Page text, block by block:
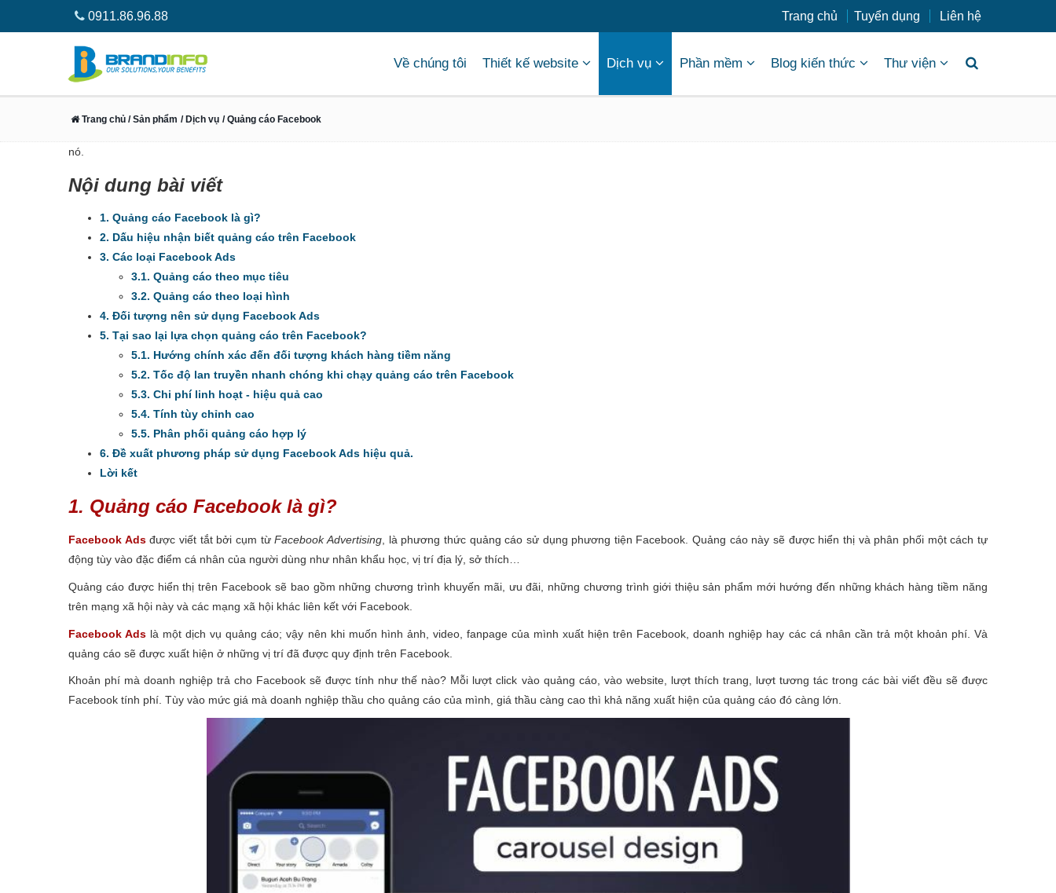
0911.86.96.88 Trang chủ Tuyển dụng Liên hệ
Về chúng tôi Thiết kế website Dịch vụ Phần mềm Blog kiến thức Thư viện
Trang chủ / Sản phẩm / Dịch vụ / Quảng cáo Facebook
Facebook là một trang mạng xã hội phổ biến nhất hiện nay với 2,234 tỷ người dùng tính đến quý I/2018. Nhờ có Facebook, các doanh nghiệp có thể tiếp cận một trong những cộng
nó.
Nội dung bài viết
1. Quảng cáo Facebook là gì?
2. Dấu hiệu nhận biết quảng cáo trên Facebook
3. Các loại Facebook Ads
3.1. Quảng cáo theo mục tiêu
3.2. Quảng cáo theo loại hình
4. Đối tượng nên sử dụng Facebook Ads
5. Tại sao lại lựa chọn quảng cáo trên Facebook?
5.1. Hướng chính xác đến đối tượng khách hàng tiềm năng
5.2. Tốc độ lan truyền nhanh chóng khi chạy quảng cáo trên Facebook
5.3. Chi phí linh hoạt - hiệu quả cao
5.4. Tính tùy chỉnh cao
5.5. Phân phối quảng cáo hợp lý
6. Đề xuất phương pháp sử dụng Facebook Ads hiệu quả.
Lời kết
1. Quảng cáo Facebook là gì?
Facebook Adsđược viết tắt bởi cụm từFacebook Advertising, là phương thức quảng cáo sử dụng phương tiện Facebook. Quảng cáo này sẽ được hiển thị và phân phối một cách tự
động tùy vào đặc điểm cá nhân của người dùng như nhân khẩu học, vị trí địa lý, sở thích…
Quảng cáo được hiển thị trên Facebook sẽ bao gồm những chương trình khuyến mãi, ưu đãi, những chương trình giới thiệu sản phẩm mới hướng đến những khách hàng tiềm năng
trên mạng xã hội này và các mạng xã hội khác liên kết với Facebook.
Facebook Ads là một dịch vụ quảng cáo; vậy nên khi muốn hình ảnh, video, fanpage của mình xuất hiện trên Facebook, doanh nghiệp hay các cá nhân cần trả một khoản phí. Và
quảng cáo sẽ được xuất hiện ở những vị trí đã được quy định trên Facebook.
Khoản phí mà doanh nghiệp trả cho Facebook sẽ được tính như thế nào? Mỗi lượt click vào quảng cáo, vào website, lượt thích trang, lượt tương tác trong các bài viết đều sẽ được
Facebook tính phí. Tùy vào mức giá mà doanh nghiệp thầu cho quảng cáo của mình, giá thầu càng cao thì khả năng xuất hiện của quảng cáo đó càng lớn.